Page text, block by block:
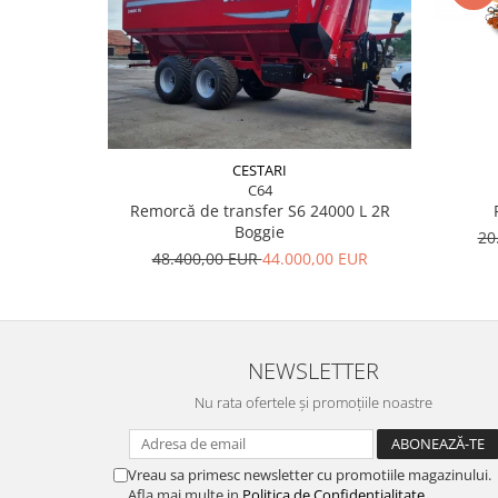
CESTARI
C64
Remorcă de transfer S6 24000 L 2R
Boggie
48.400,00 EUR44.000,00 EUR
NEWSLETTER
Nu rata ofertele și promoțiile noastre
Vreau sa primesc newsletter cu promotiile magazinului.